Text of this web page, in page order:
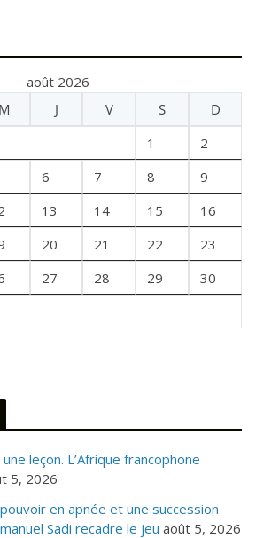
août 2026
M J V S
D
1
2
6 7 8
9
13 14 15
16
20 21 22
23
27 28 29
30
leçon. L’Afrique francophone
5, 2026
en apnée et une succession
Sadi recadre le jeu août 5, 2026